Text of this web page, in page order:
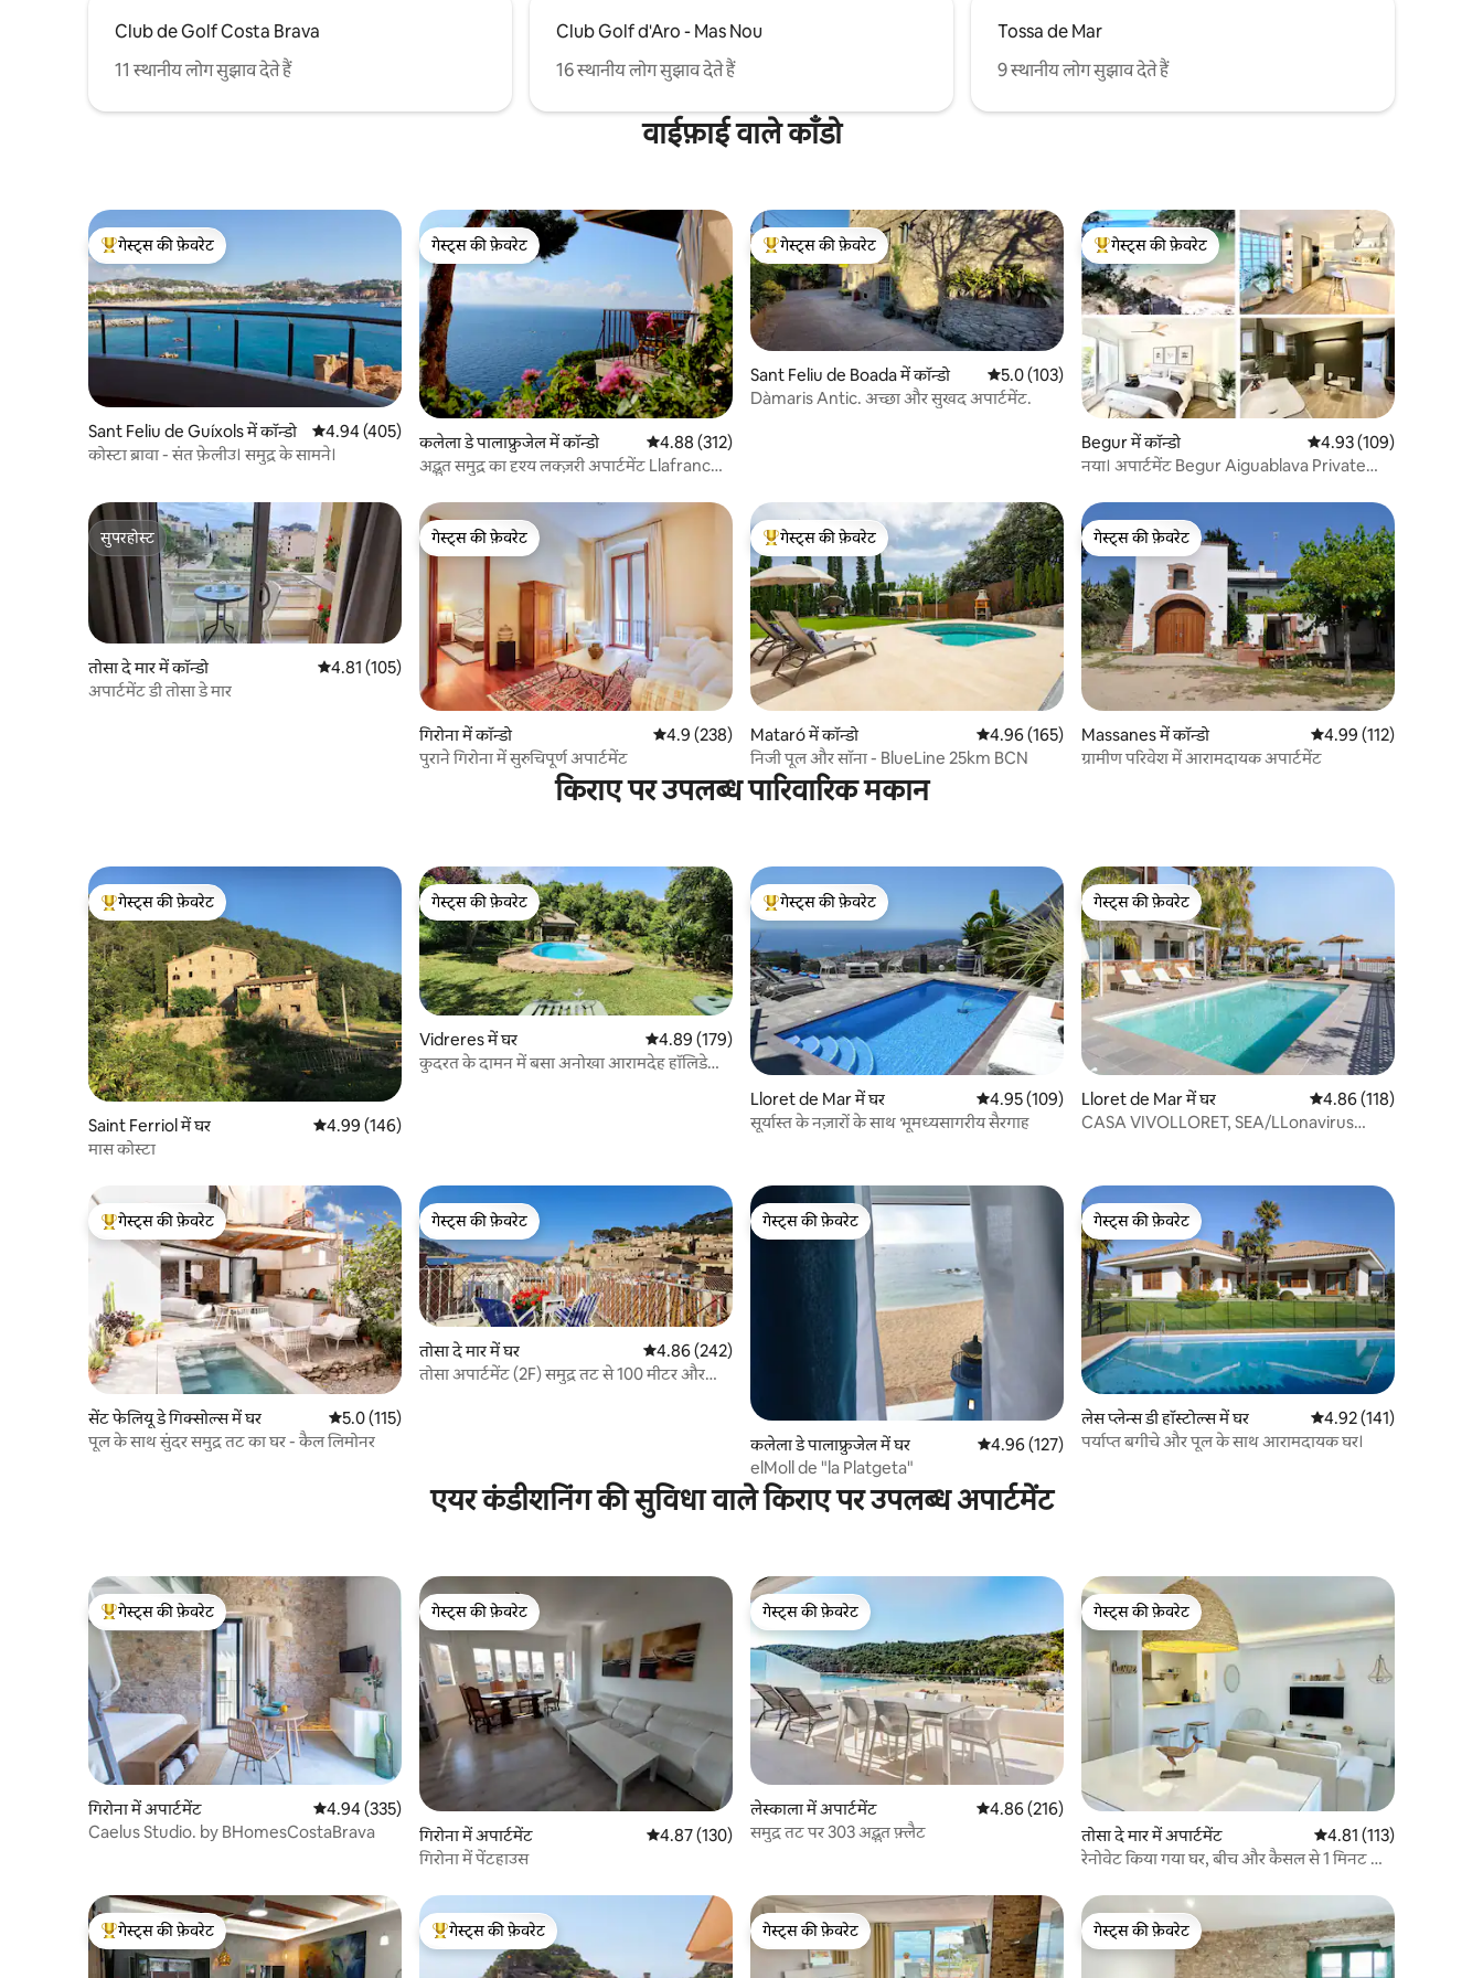
Club de Golf Costa Brava
11 स्थानीय लोग सुझाव देते हैं
Club Golf d'Aro - Mas Nou
16 स्थानीय लोग सुझाव देते हैं
Tossa de Mar
9 स्थानीय लोग सुझाव देते हैं
वाईफ़ाई वाले काँडो
गेस्ट्स का टॉप फ़ेवरेट
गेस्ट्स की फ़ेवरेट
Sant Feliu de Guíxols में कॉन्डो औसत रेटिंग 5 में से 4.94, 405 समीक्षाएँ
4.94 (405)
कोस्टा ब्रावा - संत फ़ेलीउ। समुद्र के सामने।
गेस्ट्स की फ़ेवरेट
गेस्ट्स की फ़ेवरेट
कलेला डे पालाफ्रुजेल में कॉन्डो औसत रेटिंग 5 में से 4.88, 312 समीक्षाएँ
4.88 (312)
अद्भुत समुद्र का दृश्य लक्ज़री अपार्टमेंट Llafranc
गेस्ट्स का टॉप फ़ेवरेट
गेस्ट्स की फ़ेवरेट
Sant Feliu de Boada में कॉन्डो औसत रेटिंग 5 में से 5.0, 103 समीक्षाएँ
5.0 (103)
Dàmaris Antic. अच्छा और सुखद अपार्टमेंट.
गेस्ट्स का टॉप फ़ेवरेट
गेस्ट्स की फ़ेवरेट
Begur में कॉन्डो औसत रेटिंग 5 में से 4.93,
4.93 (109)
नया। अपार्टमेंट Begur Aiguablava Private
सुपरहोस्ट
सुपरहोस्ट
तोसा दे मार में कॉन्डो औसत रेटिंग 5 में से 4.81, 105 समीक्षाएँ
4.81 (105)
अपार्टमेंट डी तोसा डे मार
गेस्ट्स की फ़ेवरेट
गेस्ट्स की फ़ेवरेट
गिरोना में कॉन्डो औसत रेटिंग 5 में से 4.9, 238 समीक्षाएँ
4.9 (238)
पुराने गिरोना में सुरुचिपूर्ण अपार्टमेंट
गेस्ट्स का टॉप फ़ेवरेट
गेस्ट्स की फ़ेवरेट
Mataró में कॉन्डो औसत रेटिंग 5 में से 4.96, 165 समीक्षाएँ
4.96 (165)
निजी पूल और सॉना - BlueLine 25km BCN
गेस्ट्स की फ़ेवरेट
गेस्ट्स की फ़ेवरेट
Massanes में कॉन्डो औसत रेटिंग 5 में से 4.99,
4.99 (112)
ग्रामीण परिवेश में आरामदायक अपार्टमेंट
किराए पर उपलब्ध पारिवारिक मकान
गेस्ट्स का टॉप फ़ेवरेट
गेस्ट्स की फ़ेवरेट
Saint Ferriol में घर औसत रेटिंग 5 में से 4.99, 146 समीक्षाएँ
4.99 (146)
मास कोस्टा
गेस्ट्स की फ़ेवरेट
गेस्ट्स की फ़ेवरेट
Vidreres में घर औसत रेटिंग 5 में से 4.89, 179 समीक्षाएँ
4.89 (179)
कुदरत के दामन में बसा अनोखा आरामदेह हॉलिडे
गेस्ट्स का टॉप फ़ेवरेट
गेस्ट्स की फ़ेवरेट
Lloret de Mar में घर औसत रेटिंग 5 में से 4.95, 109 समीक्षाएँ
4.95 (109)
सूर्यास्त के नज़ारों के साथ भूमध्यसागरीय सैरगाह
गेस्ट्स की फ़ेवरेट
गेस्ट्स की फ़ेवरेट
Lloret de Mar में घर औसत रेटिंग 5 में से 4.86,
4.86 (118)
CASA VIVOLLORET, SEA/LLonavirus
गेस्ट्स का टॉप फ़ेवरेट
गेस्ट्स की फ़ेवरेट
सेंट फेलियू डे गिक्सोल्स में घर औसत रेटिंग 5 में से 5.0, 115 समीक्षाएँ
5.0 (115)
पूल के साथ सुंदर समुद्र तट का घर - कैल लिमोनर
गेस्ट्स की फ़ेवरेट
गेस्ट्स की फ़ेवरेट
तोसा दे मार में घर औसत रेटिंग 5 में से 4.86, 242 समीक्षाएँ
4.86 (242)
तोसा अपार्टमेंट (2F) समुद्र तट से 100 मीटर और
गेस्ट्स की फ़ेवरेट
गेस्ट्स की फ़ेवरेट
कलेला डे पालाफ्रुजेल में घर औसत रेटिंग 5 में से 4.96, 127 समीक्षाएँ
4.96 (127)
elMoll de "la Platgeta"
गेस्ट्स की फ़ेवरेट
गेस्ट्स की फ़ेवरेट
लेस प्लेन्स डी हॉस्टोल्स में घर औसत रेटिंग 5 में से 4.92,
4.92 (141)
पर्याप्त बगीचे और पूल के साथ आरामदायक घर।
एयर कंडीशनिंग की सुविधा वाले किराए पर उपलब्ध अपार्टमेंट
गेस्ट्स का टॉप फ़ेवरेट
गेस्ट्स की फ़ेवरेट
गिरोना में अपार्टमेंट औसत रेटिंग 5 में से 4.94, 335 समीक्षाएँ
4.94 (335)
Caelus Studio. by BHomesCostaBrava
गेस्ट्स की फ़ेवरेट
गेस्ट्स की फ़ेवरेट
गिरोना में अपार्टमेंट औसत रेटिंग 5 में से 4.87, 130 समीक्षाएँ
4.87 (130)
गिरोना में पेंटहाउस
गेस्ट्स की फ़ेवरेट
गेस्ट्स की फ़ेवरेट
लेस्काला में अपार्टमेंट औसत रेटिंग 5 में से 4.86, 216 समीक्षाएँ
4.86 (216)
समुद्र तट पर 303 अद्भुत फ़्लैट
गेस्ट्स की फ़ेवरेट
गेस्ट्स की फ़ेवरेट
तोसा दे मार में अपार्टमेंट औसत रेटिंग 5 में से 4.81,
4.81 (113)
रेनोवेट किया गया घर, बीच और कैसल से 1 मिनट की
गेस्ट्स का टॉप फ़ेवरेट
गेस्ट्स की फ़ेवरेट
गेस्ट्स का टॉप फ़ेवरेट
गेस्ट्स की फ़ेवरेट
गेस्ट्स की फ़ेवरेट
गेस्ट्स की फ़ेवरेट
गेस्ट्स की फ़ेवरेट
गेस्ट्स की फ़ेवरेट